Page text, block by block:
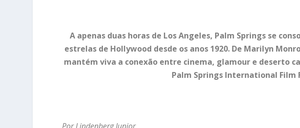
A apenas duas horas de Los Angeles, Palm Springs se
estrelas de Hollywood desde os anos 1920. De Marilyn
mantém viva a conexão entre cinema, glamour e deserto
Palm Springs International Film